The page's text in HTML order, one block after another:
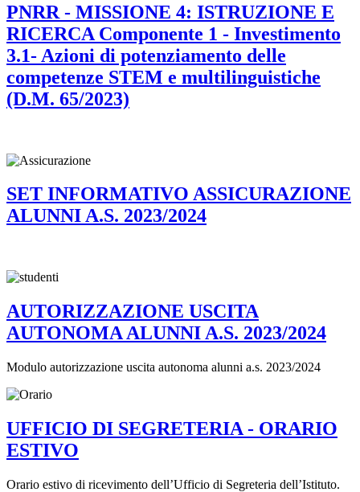
PNRR - MISSIONE 4: ISTRUZIONE E
RICERCA Componente 1 - Investimento
3.1- Azioni di potenziamento delle
competenze STEM e multilinguistiche
(D.M. 65/2023)
SET INFORMATIVO ASSICURAZIONE
ALUNNI A.S. 2023/2024
AUTORIZZAZIONE USCITA
AUTONOMA ALUNNI A.S. 2023/2024
Modulo autorizzazione uscita autonoma alunni a.s. 2023/2024
UFFICIO DI SEGRETERIA - ORARIO
ESTIVO
Orario estivo di ricevimento dell’Ufficio di Segreteria dell’Istituto.